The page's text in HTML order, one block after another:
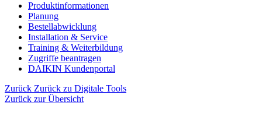
Produktinformationen
Planung
Bestellabwicklung
Installation & Service
Training & Weiterbildung
Zugriffe beantragen
DAIKIN Kundenportal
Zurück Zurück zu Digitale Tools
Zurück zur Übersicht